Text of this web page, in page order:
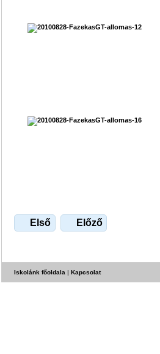
Első Előző
Iskolánk főoldala | Kapcsolat